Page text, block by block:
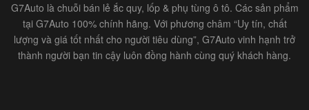
G7Auto là chuỗi bán lẻ ắc quy, lốp & phụ tùng ô tô. Các sản phẩm
tại G7Auto 100% chính hãng. Với phương châm “Uy tín, chất
lượng và giá tốt nhất cho người tiêu dùng”, G7Auto vinh hạnh trở
thành người bạn tin cậy luôn đồng hành cùng quý khách hàng.